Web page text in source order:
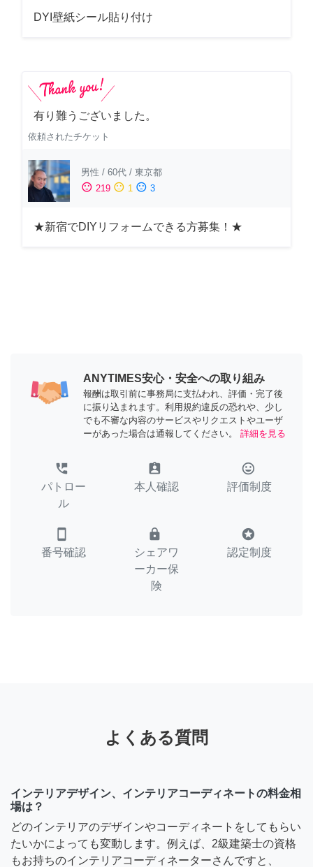
DYI壁紙シール貼り付け
有り難うございました。
依頼されたチケット
男性 / 60代 / 東京都
sentiment_satisfied 219 sentiment_neutral 1 sentiment_dissatisfied 3
★新宿でDIYリフォームできる方募集！★
ANYTIMES安心・安全への取り組み
報酬は取引前に事務局に支払われ、評価・完了後
に振り込まれます。利用規約違反の恐れや、少し
でも不審な内容のサービスやリクエストやユーザ
ーがあった場合は通報してください。
詳細を見る
perm_phone_msg
パトロー
ル
assignment_ind
本人確認
tag_faces
評価制度
smartphone
番号確認
lock
シェアワ
ーカー保
険
stars
認定制度
よくある質問
インテリアデザイン、インテリアコーディネートの料金相
場は？
どのインテリアのデザインやコーディネートをしてもらい
たいかによっても変動します。例えば、2級建築士の資格
もお持ちのインテリアコーディネーターさんですと、